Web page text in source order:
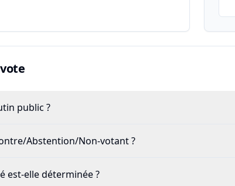
public ?
Abstention/Non-votant ?
est-elle déterminée ?